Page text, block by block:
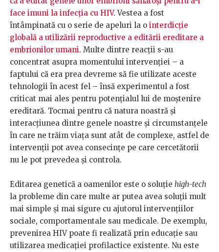
face imuni la infecția cu HIV. Vestea a fost
întâmpinată cu o serie de apeluri la o interdicție
globală a utilizării reproductive a editării ereditare a
embrionilor umani. Multe dintre reacții s-au
concentrat asupra momentului intervenției – a
faptului că era prea devreme să fie utilizate aceste
tehnologii în acest fel – însă experimentul a fost
criticat mai ales pentru potențialul lui de moștenire
ereditară. Tocmai pentru că natura noastră și
interacțiunea dintre genele noastre și circumstanțele
în care ne trăim viața sunt atât de complexe, astfel de
intervenții pot avea consecințe pe care cercetătorii
nu le pot prevedea și controla.
Editarea genetică a oamenilor este o soluție high-tech
la probleme din care multe ar putea avea soluții mult
mai simple și mai sigure cu ajutorul intervențiilor
sociale, comportamentale sau medicale. De exemplu,
prevenirea HIV poate fi realizată prin educație sau
utilizarea medicației profilactice existente. Nu este